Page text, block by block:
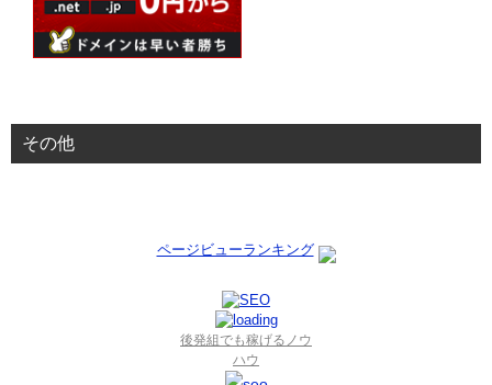
その他
ページビューランキング
後発組でも稼げるノウ
ハウ